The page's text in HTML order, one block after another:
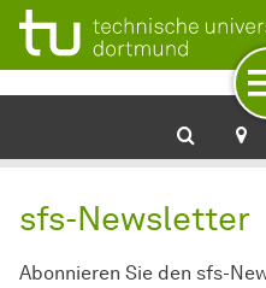
Zur Navigation
Zum Schnellzugriff
Zum Fuß der Seite mit
Zum Inhalt
Zur Startseite
sfs-Newsletter
Abonnieren Sie den sfs-